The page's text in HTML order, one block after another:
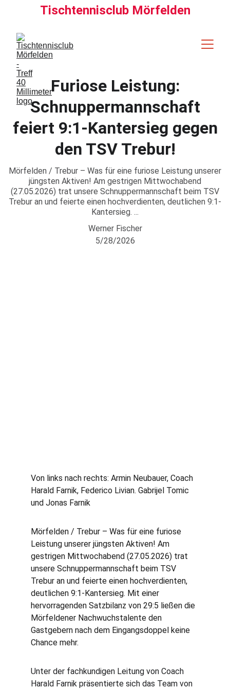
Tischtennisclub Mörfelden
Furiose Leistung:
Schnuppermannschaft
feiert 9:1-Kantersieg gegen
den TSV Trebur!
Mörfelden / Trebur – Was für eine furiose Leistung unserer
jüngsten Aktiven! Am gestrigen Mittwochabend
(27.05.2026) trat unsere Schnuppermannschaft beim TSV
Trebur an und feierte einen hochverdienten, deutlichen 9:1-
Kantersieg. ...
Werner Fischer
5/28/2026
Von links nach rechts: Armin Neubauer, Coach
Harald Farnik, Federico Livian. Gabrijel Tomic
und Jonas Farnik
Mörfelden / Trebur – Was für eine furiose
Leistung unserer jüngsten Aktiven! Am
gestrigen Mittwochabend (27.05.2026) trat
unsere Schnuppermannschaft beim TSV
Trebur an und feierte einen hochverdienten,
deutlichen 9:1-Kantersieg. Mit einer
hervorragenden Satzbilanz von 29:5 ließen die
Mörfeldener Nachwuchstalente den
Gastgebern nach dem Eingangsdoppel keine
Chance mehr.
Unter der fachkundigen Leitung von Coach
Harald Farnik präsentierte sich das Team von